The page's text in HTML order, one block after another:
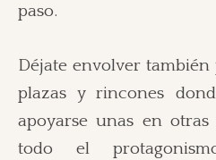
paso.
Déjate envolver
plazas y rincones
apoyarse unas en
todo el